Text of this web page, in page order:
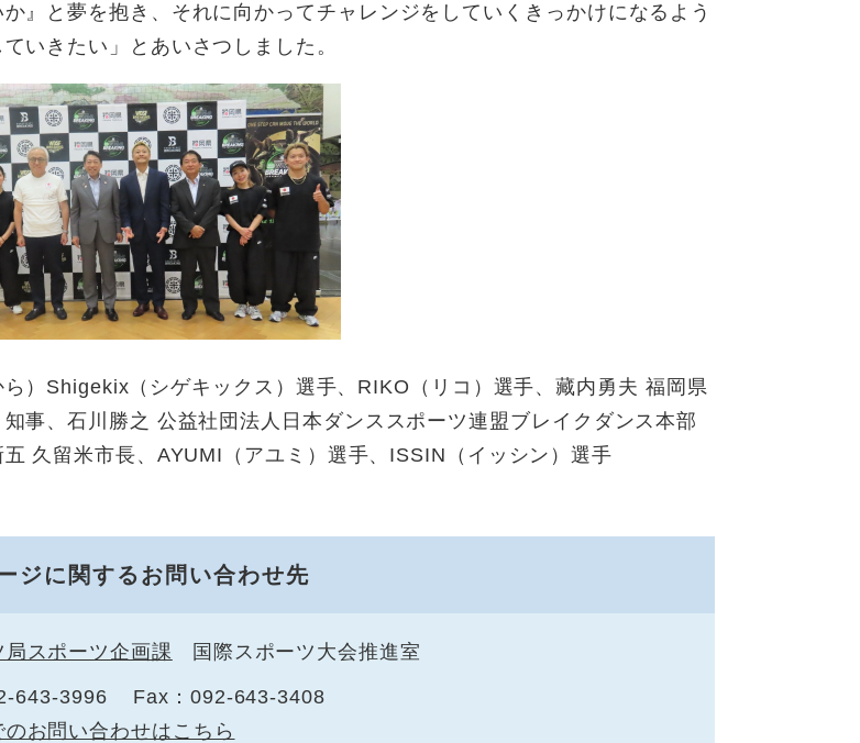
か』と夢を抱き、それに向かってチャレンジをしていくきっかけになるよう
いきたい」とあいさつしました。
ら）Shigekix（シゲキックス）選手、RIKO（リコ）選手、藏内勇夫 福岡県
事、石川勝之 公益社団法人日本ダンススポーツ連盟ブレイクダンス本部
久留米市長、AYUMI（アユミ）選手、ISSIN（イッシン）選手
ジに関するお問い合わせ先
局スポーツ企画課 国際スポーツ大会推進室
643-3996
Fax：092-643-3408
のお問い合わせはこちら